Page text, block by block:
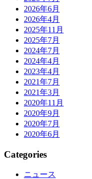
2026年6月
2026年4月
2025年11月
2025年7月
2024年7月
2024年4月
2023年4月
2021年7月
2021年3月
2020年11月
2020年9月
2020年7月
2020年6月
Categories
ニュース